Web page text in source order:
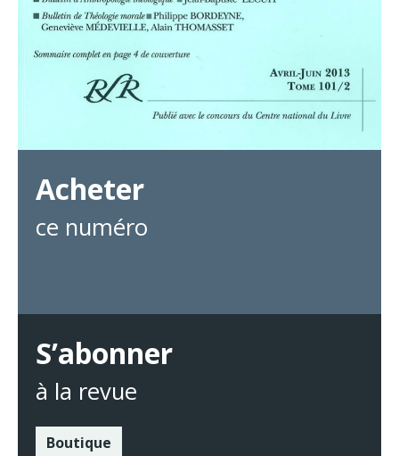
Acheter
ce numéro
S’abonner
à la revue
Boutique